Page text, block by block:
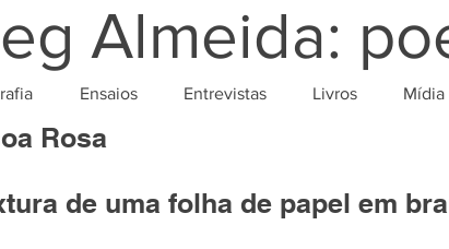
Almeida:
Ensaios Entrevistas Livros Mídia
Rosa
de uma folha de papel em